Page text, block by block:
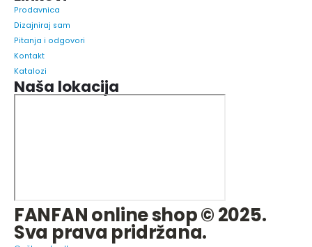
Prodavnica
Dizajniraj sam
Pitanja i odgovori
Kontakt
Katalozi
Naša lokacija
FANFAN online shop © 2025.
Sva prava pridržana.